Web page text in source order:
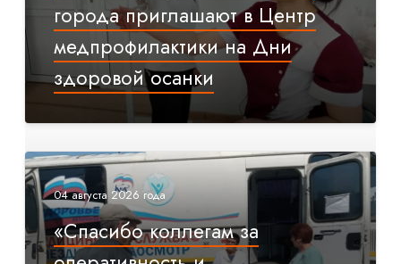
города приглашают в Центр
медпрофилактики на Дни
здоровой осанки
04 августа 2026 года
«Спасибо коллегам за